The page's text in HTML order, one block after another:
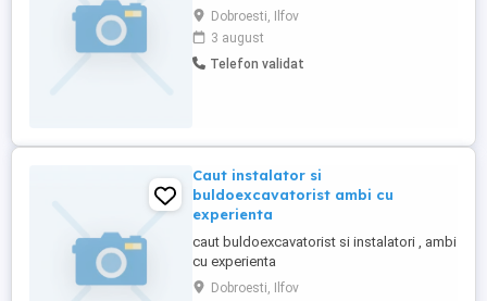
ce trebuie facut este sa se curete betonul
pe care a fost lipit la schimb, cu peria de
sarma , spaclul, matura, etc. si tras glet pe
rigips cca 150 mp. plus lavabila. Dureaza
Dobroesti, Ilfov
3 august
Telefon validat
Caut instalator si
buldoexcavatorist ambi cu
experienta
caut buldoexcavatorist si instalatori , ambi
cu experienta
Dobroesti, Ilfov